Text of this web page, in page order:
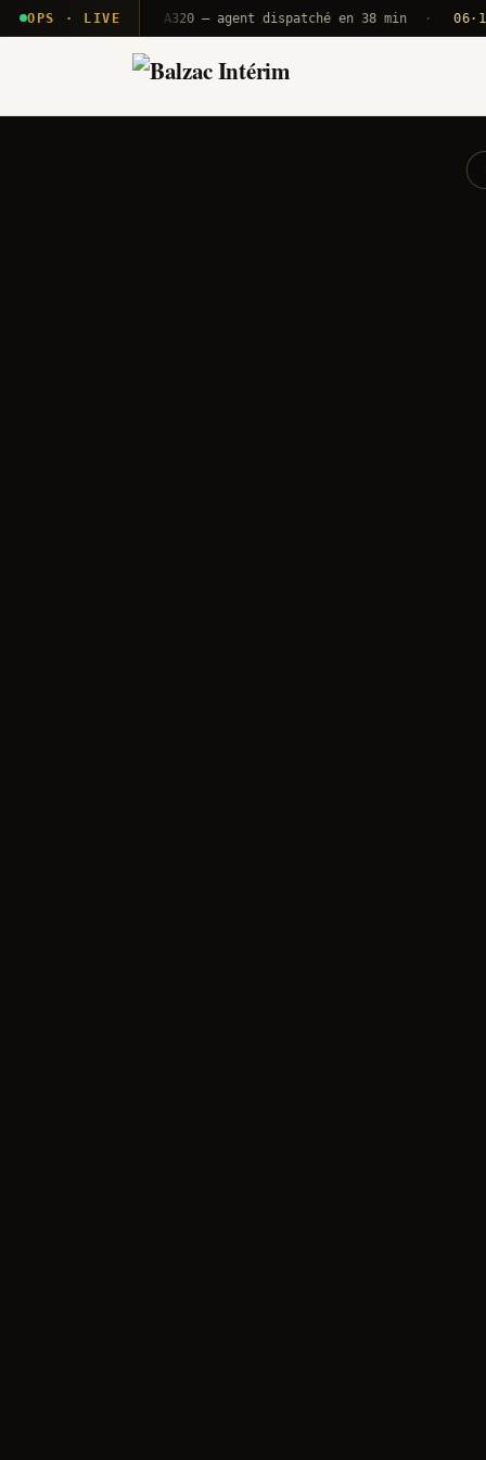
OPS · LIVE
· T2E · B71 Push A320 — agent dispatché en 38 min · 06·12 UTC